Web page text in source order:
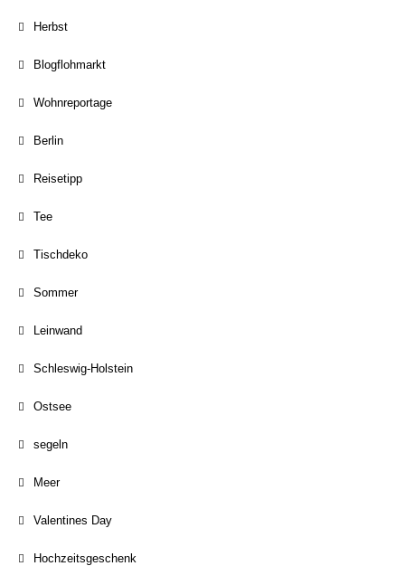
Herbst
Blogflohmarkt
Wohnreportage
Berlin
Reisetipp
Tee
Tischdeko
Sommer
Leinwand
Schleswig-Holstein
Ostsee
segeln
Meer
Valentines Day
Hochzeitsgeschenk